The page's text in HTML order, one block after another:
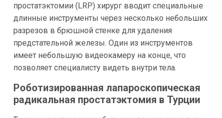
простатэктомии (LRP) хирург вводит специальные
длинные инструменты через несколько небольших
разрезов в брюшной стенке для удаления
предстательной железы. Один из инструментов
имеет небольшую видеокамеру на конце, что
позволяет специалисту видеть внутри тела.
Роботизированная лапароскопическая
радикальная простатэктомия в Турции